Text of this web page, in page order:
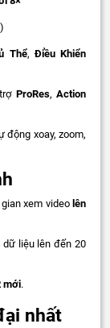
Thể,Điều Khiển
ProRes, Action
động xoay, zoom,
xem video lên
dữ liệu lên đến 20
mới.
nhất